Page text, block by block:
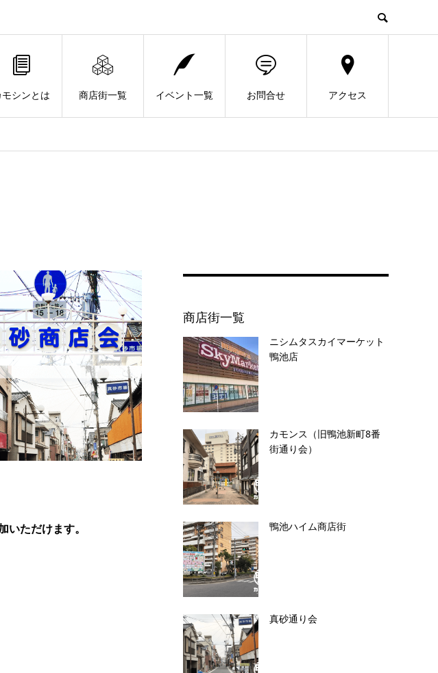
モシンとは 商店街一覧 イベント一覧 お問合せ アクセス
ただけます。
商店街一覧
ニシムタスカイマーケット
鴨池店
カモンス（旧鴨池新町8番
街通り会）
鴨池ハイム商店街
真砂通り会